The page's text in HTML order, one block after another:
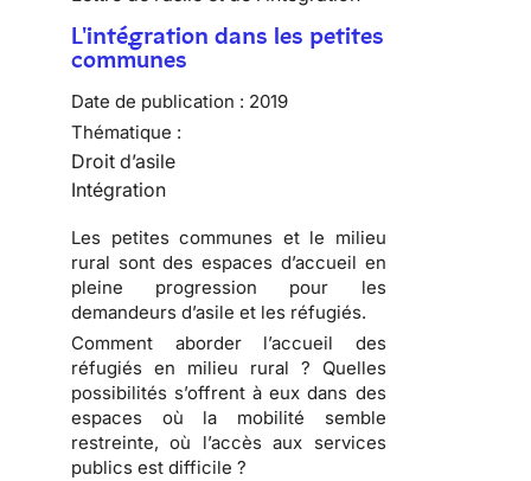
L'intégration dans les petites
communes
Date de publication : 2019
Thématique :
Droit d’asile
Intégration
Les petites communes et le milieu
rural sont des espaces d’accueil en
pleine progression pour les
demandeurs d’asile et les réfugiés.
Comment aborder l’accueil des
réfugiés en milieu rural ? Quelles
possibilités s’offrent à eux dans des
espaces où la mobilité semble
restreinte, où l’accès aux services
publics est difficile ?